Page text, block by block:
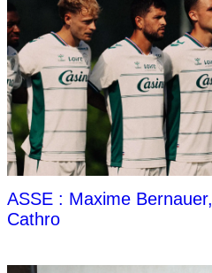
ASSE : Maxime
Cathro